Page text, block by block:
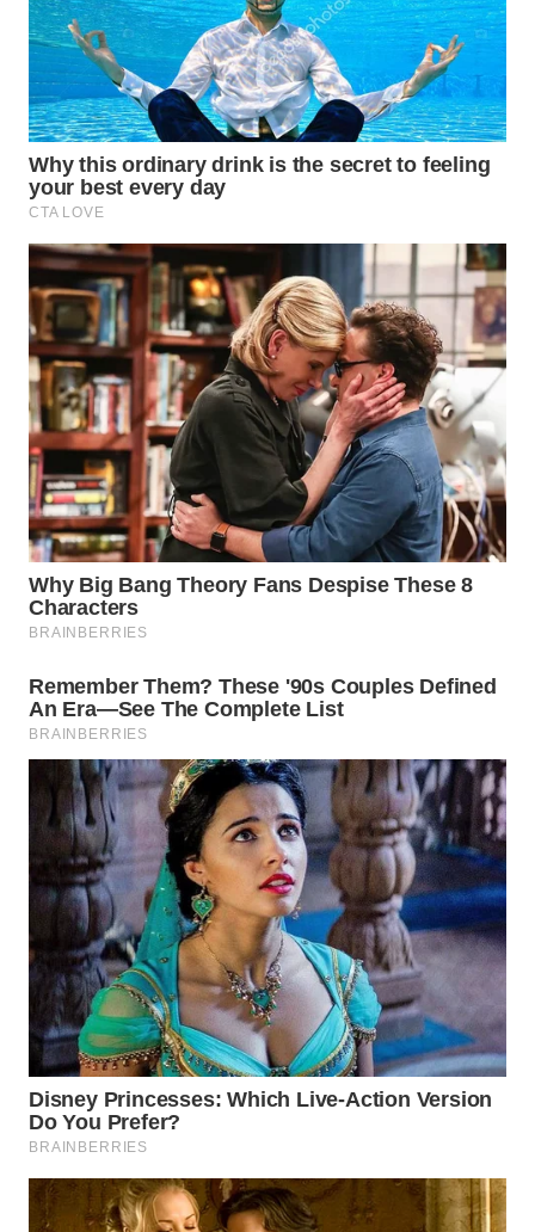
WN
KARAWANG
WN
BEKASI
BOGOR
WN
DEPOK
WN
TAPANULI
UTARA
WN
SAMOSIR
WN
PADANG
WN
WN
CIANJUR
WN
KEPULAUAN
SERIBU
WN
TANGERANG
WN
BINJAI
WN
CIREBON